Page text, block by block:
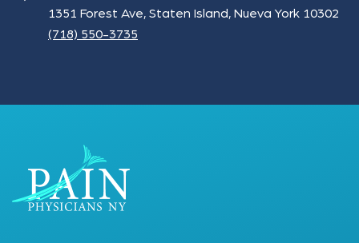
1351 Forest Ave, Staten Island, Nueva York 10302
(718) 550-3735